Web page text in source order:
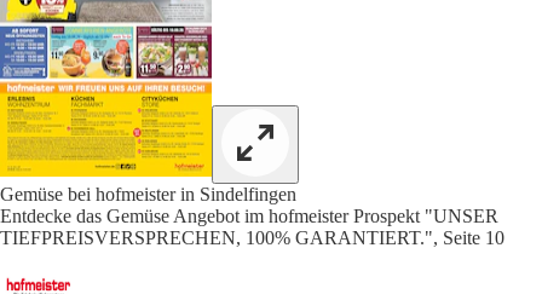
Gemüse bei hofmeister in Sindelfingen
Entdecke das Gemüse Angebot im hofmeister Prospekt "UNSER
TIEFPREISVERSPRECHEN, 100% GARANTIERT.", Seite 10